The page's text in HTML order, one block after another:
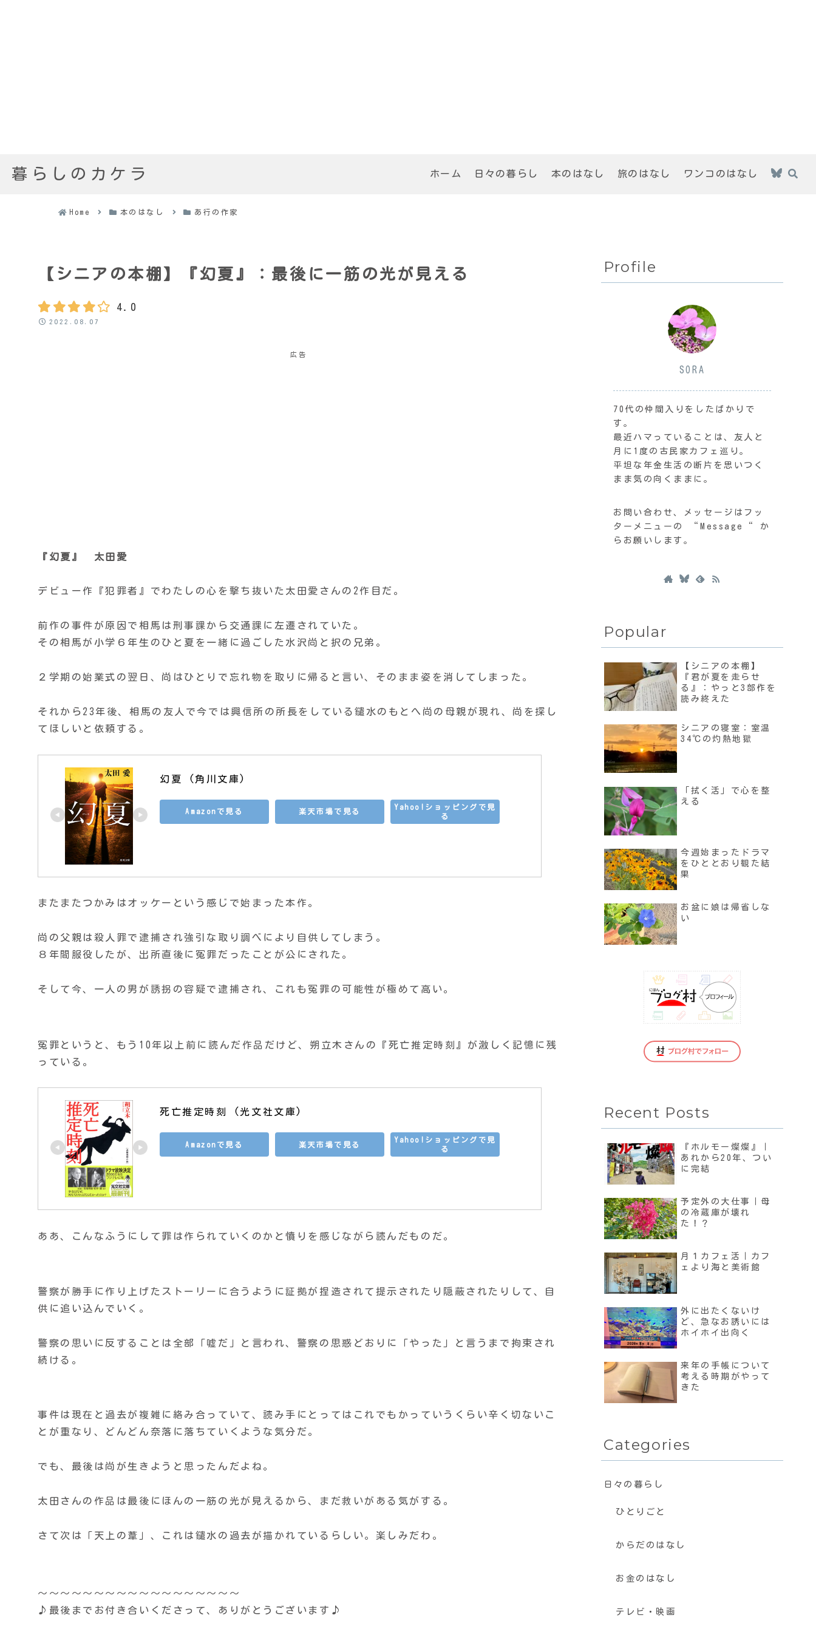
暮らしのカケラ ホーム 日々の暮らし 本のはなし 旅のはなし ワンコのはなし
Home 本のはなし あ行の作家
【シニアの本棚】『幻夏』：最後に一筋の光が見える
4.0
2022.08.07
広告
『幻夏』 太田愛
デビュー作『犯罪者』でわたしの心を撃ち抜いた太田愛さんの2作目だ。
前作の事件が原因で相馬は刑事課から交通課に左遷されていた。
その相馬が小学６年生のひと夏を一緒に過ごした水沢尚と択の兄弟。
２学期の始業式の翌日、尚はひとりで忘れ物を取りに帰ると言い、そのまま姿を消してしまった。
それから23年後、相馬の友人で今では興信所の所長をしている鑓水のもとへ尚の母親が現れ、尚を探し
てほしいと依頼する。
幻夏 (角川文庫)
Amazonで見る 楽天市場で見る
Yahoo!ショッピングで見
る
またまたつかみはオッケーという感じで始まった本作。
尚の父親は殺人罪で逮捕され強引な取り調べにより自供してしまう。
８年間服役したが、出所直後に冤罪だったことが公にされた。
そして今、一人の男が誘拐の容疑で逮捕され、これも冤罪の可能性が極めて高い。
冤罪というと、もう10年以上前に読んだ作品だけど、朔立木さんの『死亡推定時刻』が激しく記憶に残
っている。
死亡推定時刻 (光文社文庫)
Amazonで見る 楽天市場で見る
Yahoo!ショッピングで見
る
ああ、こんなふうにして罪は作られていくのかと憤りを感じながら読んだものだ。
警察が勝手に作り上げたストーリーに合うように証拠が捏造されて提示されたり隠蔽されたりして、自
供に追い込んでいく。
警察の思いに反することは全部「嘘だ」と言われ、警察の思惑どおりに「やった」と言うまで拘束され
続ける。
事件は現在と過去が複雑に絡み合っていて、読み手にとってはこれでもかっていうくらい辛く切ないこ
とが重なり、どんどん奈落に落ちていくような気分だ。
でも、最後は尚が生きようと思ったんだよね。
太田さんの作品は最後にほんの一筋の光が見えるから、まだ救いがある気がする。
さて次は「天上の葦」、これは鑓水の過去が描かれているらしい。楽しみだわ。
〜〜〜〜〜〜〜〜〜〜〜〜〜〜〜〜〜〜
♪最後までお付き合いくださって、ありがとうございます♪
Profile
SORA
70代の仲間入りをしたばかりで
す。
最近ハマっていることは、友人と
月に1度の古民家カフェ巡り。
平坦な年金生活の断片を思いつく
まま気の向くままに。
お問い合わせ、メッセージはフッ
ターメニューの “Message“ か
らお願いします。
Popular
【シニアの本棚】
『君が夏を走らせ
る』：やっと3部作を
読み終えた
シニアの寝室：室温
34℃の灼熱地獄
「拭く活」で心を整
える
今週始まったドラマ
をひととおり観た結
果
お盆に娘は帰省しな
い
Recent Posts
『ホルモー燦燦』｜
あれから20年、つい
に完結
予定外の大仕事｜母
の冷蔵庫が壊れ
た！？
月１カフェ活｜カフ
ェより海と美術館
外に出たくないけ
ど、急なお誘いには
ホイホイ出向く
来年の手帳について
考える時期がやって
きた
Categories
日々の暮らし
ひとりごと
からだのはなし
お金のはなし
テレビ・映画